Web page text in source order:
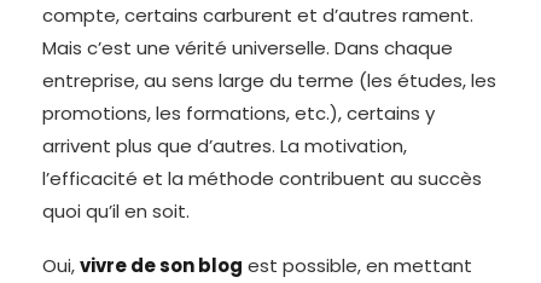
compte, certains carburent et d’autres rament.
Mais c’est une vérité universelle. Dans chaque
entreprise, au sens large du terme (les études, les
promotions, les formations, etc.), certains y
arrivent plus que d’autres. La motivation,
l’efficacité et la méthode contribuent au succès
quoi qu’il en soit.
Oui,vivre de son blog est possible, en mettant